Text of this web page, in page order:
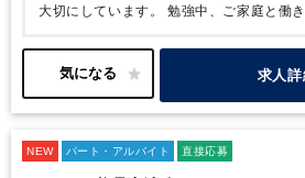
大切にしています。
勉強中、ご家庭と働
求人
NEW パート・アルバイト 直接応募